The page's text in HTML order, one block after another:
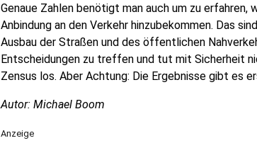
Genaue Zahlen benötigt man auch um zu erfahren,
Anbindung an den Verkehr hinzubekommen. Das
Ausbau der Straßen und des öffentlichen
Entscheidungen zu treffen und tut mit Sicherheit
Zensus los. Aber Achtung: Die Ergebnisse gibt es
Autor: Michael Boom
Anzeige